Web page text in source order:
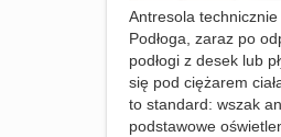
Antresola technicznie
Podłoga, zaraz po
podłogi z desek lub
się pod ciężarem
to standard: wszak
podstawowe